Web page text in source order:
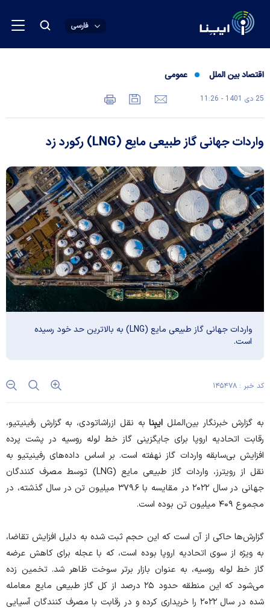
فارسی
اقتصاد بین الملل عمومی
25 دی 1401 - 11:26
واردات جهانی گاز طبیعی مایع (LNG) رکورد زد
واردات جهانی گاز طبیعی مایع (LNG) به بالاترین حد خود رسیده
است.
کد خبر : ۱۴۵۴۷۸
به گزارش خبرنگار بین‌الملل ایبِنابه نقل ازراشاتودی، به گزارش رفینیتیو،
رقابت اتحادیه اروپا برای جایگزینی گاز خط لوله روسیه در پشت پرده
افزایش بی‌سابقه واردات گاز نهفته است. بر اساس داده‌های رفینیتیو به
نقل از رویترز، واردات گاز طبیعی مایع (LNG) توسط مصرف کنندگان
جهانی در سال ۲۰۲۲ در مقایسه با ۳۷۹.۶ میلیون تن در سال گذشته، در
مجموع ۴۰۹ میلیون تن بوده است.
گزارش‌ها حاکی از آن است که این حجم ثبت شده به دلیل افزایش تقاضا،
به ویژه از سوی اتحادیه اروپا بوده است، که با عجله برای کاهش عرضه
گاز خط لوله روسیه، به عنوان بازار برتر سوخت ظاهر شد. تخمین زده
می‌شود که این منطقه حدود ۲۵ درصد از کل گاز طبیعی مایع معامله
شده در سال ۲۰۲۲ را خریداری کرده و در رقابت با مصرف کنندگان آسیایی